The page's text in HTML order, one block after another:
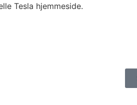
Tesla hjemmeside.